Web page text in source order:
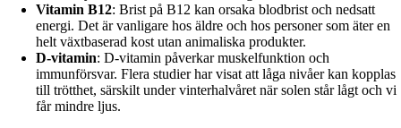
Vitamin B12: Brist på B12 kan orsaka blodbrist och nedsatt
energi. Det är vanligare hos äldre och hos personer som äter en
helt växtbaserad kost utan animaliska produkter.
D-vitamin: D-vitamin påverkar muskelfunktion och
immunförsvar. Flera studier har visat att låga nivåer kan kopplas
till trötthet, särskilt under vinterhalvåret när solen står lågt och vi
får mindre ljus.